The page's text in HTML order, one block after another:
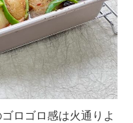
ロゴロ感は火通りよ